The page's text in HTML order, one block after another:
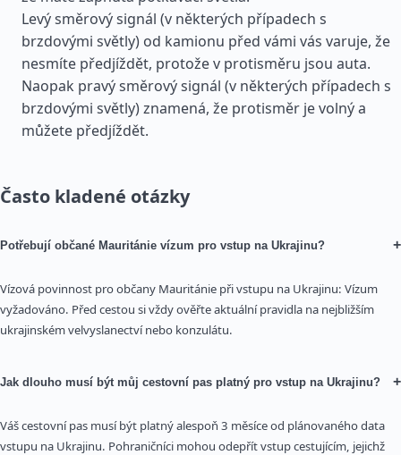
Levý směrový signál (v některých případech s
brzdovými světly) od kamionu před vámi vás varuje, že
nesmíte předjíždět, protože v protisměru jsou auta.
Naopak pravý směrový signál (v některých případech s
brzdovými světly) znamená, že protisměr je volný a
můžete předjíždět.
Často kladené otázky
Potřebují občané Mauritánie vízum pro vstup na Ukrajinu? +
Vízová povinnost pro občany Mauritánie při vstupu na Ukrajinu: Vízum
vyžadováno. Před cestou si vždy ověřte aktuální pravidla na nejbližším
ukrajinském velvyslanectví nebo konzulátu.
Jak dlouho musí být můj cestovní pas platný pro vstup na Ukrajinu? +
Váš cestovní pas musí být platný alespoň 3 měsíce od plánovaného data
vstupu na Ukrajinu. Pohraničníci mohou odepřít vstup cestujícím, jejichž